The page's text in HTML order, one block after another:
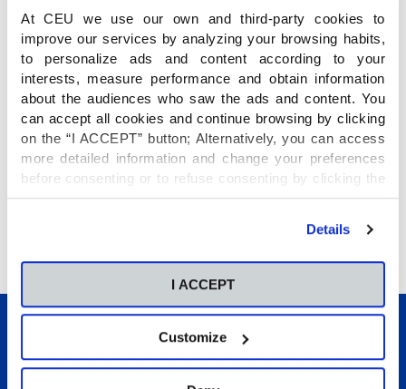
At CEU we use our own and third-party cookies to
improve our services by analyzing your browsing habits,
to personalize ads and content according to your
interests, measure performance and obtain information
about the audiences who saw the ads and content. You
can accept all cookies and continue browsing by clicking
on the “I ACCEPT” button; Alternatively, you can access
more detailed information and change your preferences
before consenting or to refuse consenting by clicking the
"Personalize" button. For more information you can visit
Details
I ACCEPT
Customize
en todos estos personajes.
Como despedida hubo una gran fiesta con
música y baile todos juntos.
Fue un día muy completo en el que trabajaron